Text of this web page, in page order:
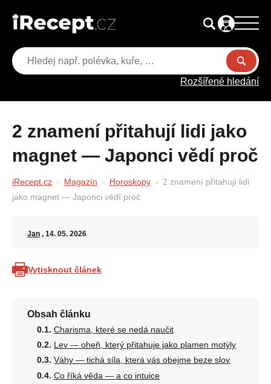
Rozšířené hledání
2 znamení přitahují lidi jako
magnet — Japonci vědí proč
iRecept.cz Magazín Horoskopy
2 znamení přitahují lidi
jako magnet — Japonci vědí proč
Jan , 14. 05. 2026
Vytisknout článek
Obsah článku
Charisma, které se nedá naučit
Lev — oheň, který přitahuje jako plamen motýly
Váhy — tichá síla, která vás obejme beze slov
Co říká věda — a co intuice